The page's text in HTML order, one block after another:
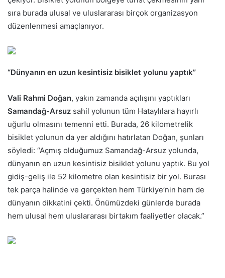
a
g
ö
r
e
k
sıra burada ulusal ve uluslararası birçok organizasyon
düzenlenmesi amaçlanıyor.
“Dünyanın en uzun kesintisiz bisiklet yolunu yaptık”
Vali Rahmi Doğan, yakın zamanda açılışını yaptıkları
Samandağ-Arsuz sahil yolunun tüm Hataylılara hayırlı
uğurlu olmasını temenni etti. Burada, 26 kilometrelik
bisiklet yolunun da yer aldığını hatırlatan Doğan, şunları
söyledi: “Açmış olduğumuz Samandağ-Arsuz yolunda,
dünyanın en uzun kesintisiz bisiklet yolunu yaptık. Bu yol
gidiş-geliş ile 52 kilometre olan kesintisiz bir yol. Burası
tek parça halinde ve gerçekten hem Türkiye’nin hem de
dünyanın dikkatini çekti. Önümüzdeki günlerde burada
hem ulusal hem uluslararası birtakım faaliyetler olacak.”